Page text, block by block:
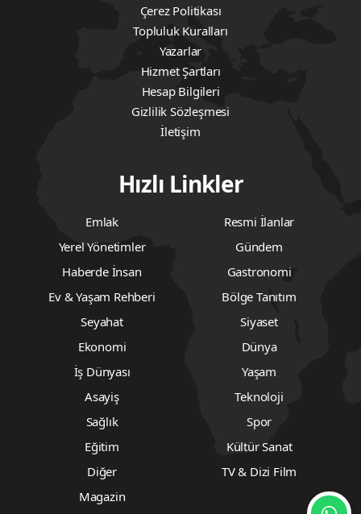
Çerez Politikası
Topluluk Kuralları
Yazarlar
Hizmet Şartları
Hesap Bilgileri
Gizlilik Sözleşmesi
İletişim
Hızlı Linkler
Emlak
Resmi İlanlar
Yerel Yönetimler
Gündem
Haberde İnsan
Gastronomi
Ev & Yaşam Rehberi
Bölge Tanıtım
Seyahat
Siyaset
Ekonomi
Dünya
İş Dünyası
Yaşam
Asayiş
Teknoloji
Sağlık
Spor
Eğitim
Kültür Sanat
Diğer
TV & Dizi Film
Magazin